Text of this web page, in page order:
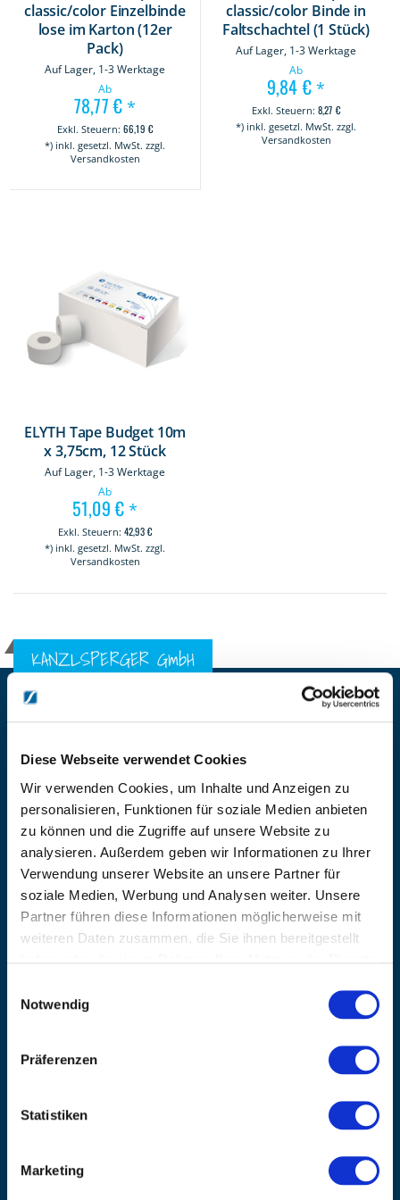
Diese Webseite verwendet Cookies
Wir verwenden Cookies, um Inhalte und Anzeigen zu
personalisieren, Funktionen für soziale Medien anbieten
zu können und die Zugriffe auf unsere Website zu
analysieren. Außerdem geben wir Informationen zu Ihrer
Verwendung unserer Website an unsere Partner für
soziale Medien, Werbung und Analysen weiter. Unsere
Partner führen diese Informationen möglicherweise mit
weiteren Daten zusammen, die Sie ihnen bereitgestellt
Notwendig
Präferenzen
Statistiken
Marketing
classic/color Einzelbinde
lose im Karton (12er
Pack)
Auf Lager, 1-3 Werktage
Ab
78,77 €*
66,19 €
*) inkl. gesetzl. MwSt. zzgl.
Versandkosten
classic/color Binde in
Faltschachtel (1 Stück)
Auf Lager, 1-3 Werktage
Ab
9,84 €*
8,27 €
*) inkl. gesetzl. MwSt. zzgl.
Versandkosten
ELYTH Tape Budget 10m
x 3,75cm, 12 Stück
Auf Lager, 1-3 Werktage
Ab
51,09 €*
42,93 €
*) inkl. gesetzl. MwSt. zzgl.
Versandkosten
KANZLSPERGER GmbH
KONTAKTIEREN SIE UNS
Ziegelhöhe 8, Berngau, D-92361
BÜRO HOTLINE
+49 (0) 9181/2593-0
EMAIL
info@kanzlsperger.de
BERATUNG & BESTELLUNG
Montag – Donnerstag: 08:00 – 17:00
Freitag: 08:00 - 16:00
UNTERNEHMEN
Kontaktieren Sie uns
INFORMATIONEN
Versandkosten & Lieferinformationen
Widerrufsbelehrung